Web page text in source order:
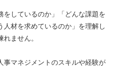
をしているのか」「どんな課題を
人材を求めているのか」を理解し
ません。
事マネジメントのスキルや経験が